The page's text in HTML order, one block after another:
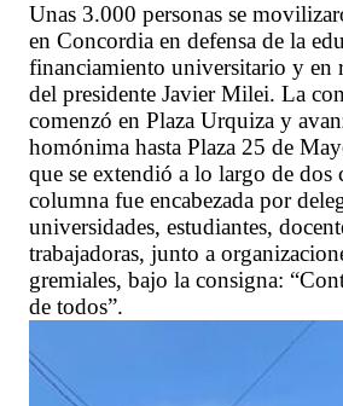
Unas 3.000 personas se
en Concordia en defensa de la
financiamiento universitario y en
del presidente Javier Milei. La
comenzó en Plaza Urquiza y
homónima hasta Plaza 25 de
que se extendió a lo largo de dos
columna fue encabezada por
universidades, estudiantes,
trabajadoras, junto a
gremiales, bajo la consigna:
de todos”.